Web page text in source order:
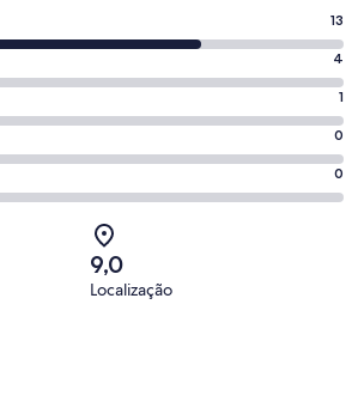
13
4
1
0
0
9,0
Localização